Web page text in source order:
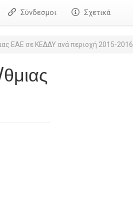
Σύνδεσμοι Σχετικά
ΕΑΕ σε ΚΕΔΔΥ ανά περιοχή 2015-2016